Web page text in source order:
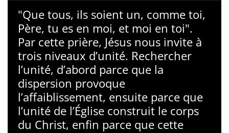
"Que tous, ils soient un, comme toi,
Père, tu es en moi, et moi en toi".
Par cette prière, Jésus nous invite à
trois niveaux d’unité. Rechercher
l’unité, d’abord parce que la
dispersion provoque
l’affaiblissement, ensuite parce que
l’unité de l’Église construit le corps
du Christ, enfin parce que cette